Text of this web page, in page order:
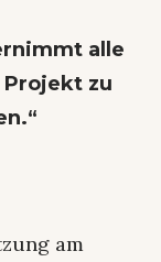
alle
zu
am